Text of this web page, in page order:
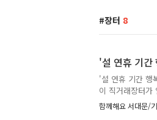
장터 8
'설 연휴 기간
'설 연휴 기간 행
이 직거래장터가
지난 1월 14일부
번 행사에 전국
함께해요 서대문/